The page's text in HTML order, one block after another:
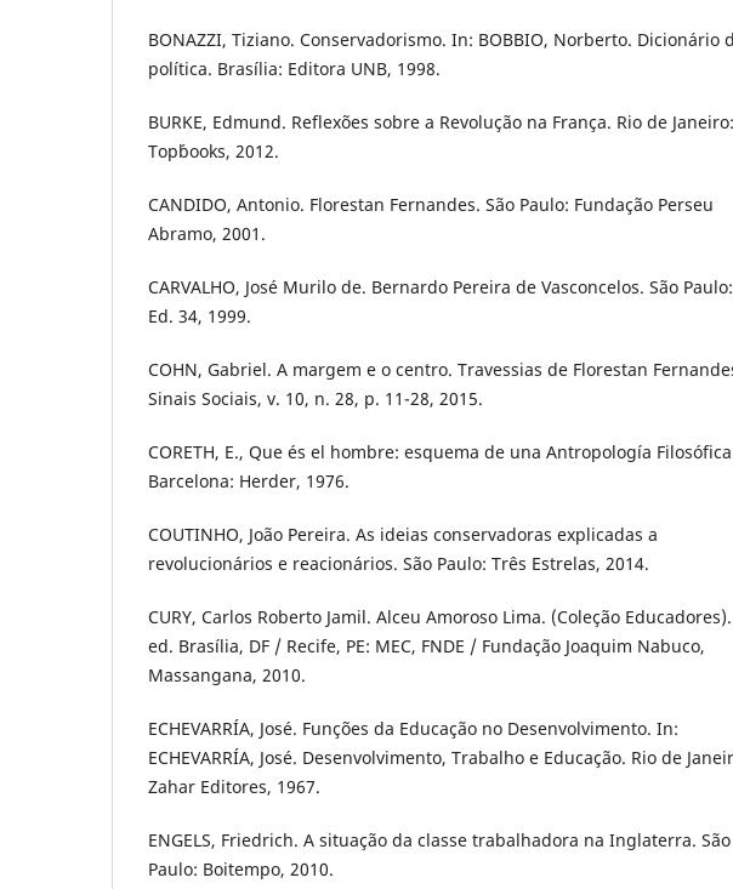
BONAZZI, Tiziano. Conservadorismo. In: BOBBIO, Norberto. Dicionário
política. Brasília: Editora UNB, 1998.
BURKE, Edmund. Reflexões sobre a Revolução na França. Rio de Janeiro:
Top´books, 2012.
CANDIDO, Antonio. Florestan Fernandes. São Paulo: Fundação Perseu
Abramo, 2001.
CARVALHO, José Murilo de. Bernardo Pereira de Vasconcelos. São Paulo:
Ed. 34, 1999.
COHN, Gabriel. A margem e o centro. Travessias de Florestan
Sinais Sociais, v. 10, n. 28, p. 11-28, 2015.
CORETH, E., Que és el hombre: esquema de una Antropología
Barcelona: Herder, 1976.
COUTINHO, João Pereira. As ideias conservadoras explicadas a
revolucionários e reacionários. São Paulo: Três Estrelas, 2014.
CURY, Carlos Roberto Jamil. Alceu Amoroso Lima. (Coleção
ed. Brasília, DF / Recife, PE: MEC, FNDE / Fundação Joaquim Nabuco,
Massangana, 2010.
ECHEVARRÍA, José. Funções da Educação no Desenvolvimento. In:
ECHEVARRÍA, José. Desenvolvimento, Trabalho e Educação. Rio de
Zahar Editores, 1967.
ENGELS, Friedrich. A situação da classe trabalhadora na Inglaterra. São
Paulo: Boitempo, 2010.